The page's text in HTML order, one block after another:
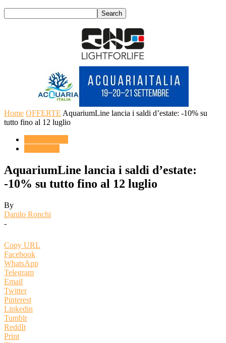
Home OFFERTE AquariumLine lancia i saldi d’estate: -10% su
tutto fino al 12 luglio
AquariumLine lancia i saldi d’estate:
-10% su tutto fino al 12 luglio
By
Danilo Ronchi
-
Copy URL
Facebook
WhatsApp
Telegram
Email
Twitter
Pinterest
Linkedin
Tumblr
ReddIt
Print